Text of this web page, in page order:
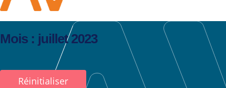
Mois : juillet 2023
Réinitialiser